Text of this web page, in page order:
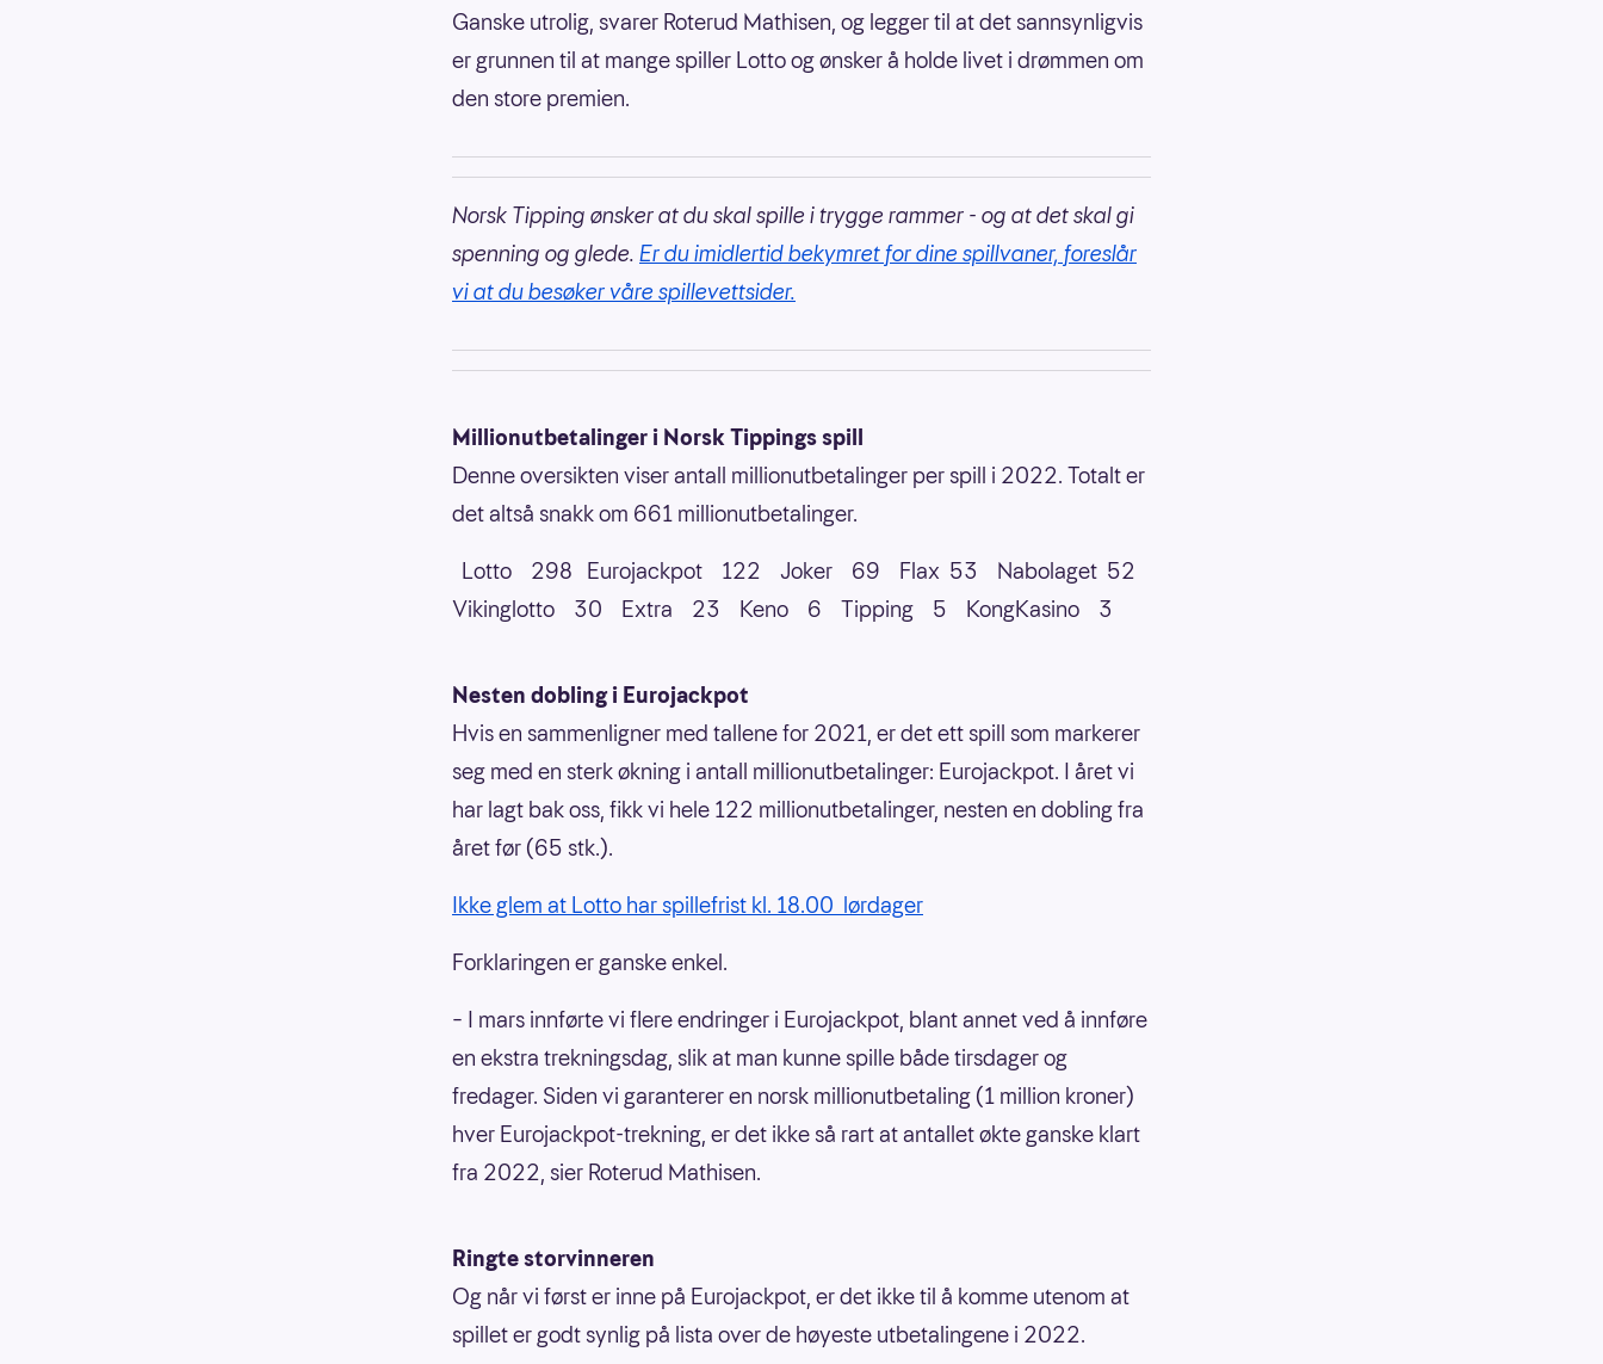
Ganske utrolig, svarer Roterud Mathisen, og legger til at det sannsynligvis
er grunnen til at mange spiller Lotto og ønsker å holde livet i drømmen om
den store premien.
Norsk Tipping ønsker at du skal spille i trygge rammer - og at det skal gi
spenning og glede. Er du imidlertid bekymret for dine spillvaner, foreslår
vi at du besøker våre spillevettsider.
Millionutbetalinger i Norsk Tippings spill
Denne oversikten viser antall millionutbetalinger per spill i 2022. Totalt er
det altså snakk om 661 millionutbetalinger.
Lotto 298 Eurojackpot 122 Joker 69 Flax 53 Nabolaget 52
Vikinglotto 30 Extra 23 Keno 6 Tipping 5 KongKasino 3
Nesten dobling i Eurojackpot
Hvis en sammenligner med tallene for 2021, er det ett spill som markerer
seg med en sterk økning i antall millionutbetalinger: Eurojackpot. I året vi
har lagt bak oss, fikk vi hele 122 millionutbetalinger, nesten en dobling fra
året før (65 stk.).
Ikke glem at Lotto har spillefrist kl. 18.00 lørdager
Forklaringen er ganske enkel.
– I mars innførte vi flere endringer i Eurojackpot, blant annet ved å innføre
en ekstra trekningsdag, slik at man kunne spille både tirsdager og
fredager. Siden vi garanterer en norsk millionutbetaling (1 million kroner)
hver Eurojackpot-trekning, er det ikke så rart at antallet økte ganske klart
fra 2022, sier Roterud Mathisen.
Ringte storvinneren
Og når vi først er inne på Eurojackpot, er det ikke til å komme utenom at
spillet er godt synlig på lista over de høyeste utbetalingene i 2022.